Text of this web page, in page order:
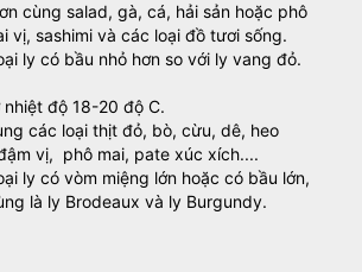
cùng salad, gà, cá, hải sản hoặc phô
vị, sashimi và các loại đồ tươi sống.
ly có bầu nhỏ hơn so với ly vang đỏ.
độ 18-20 độ C.
các loại thịt đỏ, bò, cừu, dê, heo
vị, phô mai, pate xúc xích....
ly có vòm miệng lớn hoặc có bầu lớn,
là ly Brodeaux và ly Burgundy.